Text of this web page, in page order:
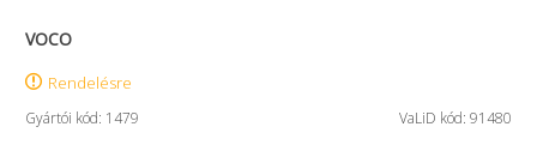
VOCO
Rendelésre
Gyártói kód: 1479 VaLiD kód: 91480